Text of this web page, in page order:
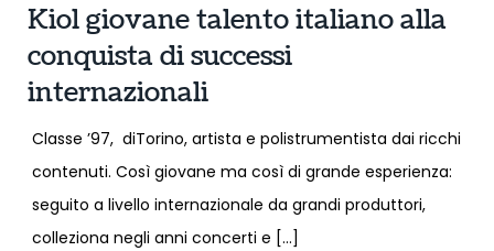
Kiol giovane talento italiano alla
conquista di successi
internazionali
Classe ’97, diTorino, artista e polistrumentista dai ricchi
contenuti. Così giovane ma così di grande esperienza:
seguito a livello internazionale da grandi produttori,
colleziona negli anni concerti e […]